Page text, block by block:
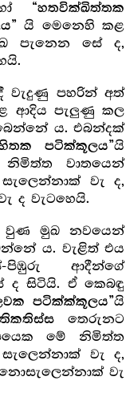
“හතවික්ඛිත්තක
යි මෙනෙහි කළ
පැනෙන සේ ද,
වැදුණු පහරින් අත්
ආදිය පැලුණු කල
ය. එබන්දක්
පටික්කූලය”යි
වාතයෙන්
වැ ද,
ද වැටහෙයි.
වුණ මුඛ නවයෙන්
ය. වැළිත් එය
පිඹුරු ආදීන්ගේ
ද සිටියි. ඒ කෙබඳු
පටික්ක්කූලය”යි
තෙරුනට
මේ නිමිත්ත
වැ ද,
වැ